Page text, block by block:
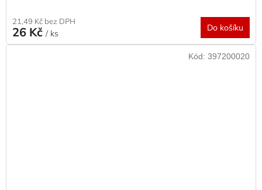
21,49 Kč bez DPH
26 Kč / ks
Do košíku
Kód: 397200020